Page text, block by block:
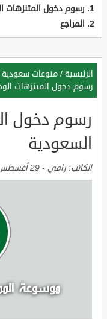
رسوم دخول المتنزهات
المراجع
الرئيسية / منوعات سعودية
رسوم دخول المتنزهات
رسوم دخول
السعودية
الكاتب: رامي - 29 أغسطس, 2021